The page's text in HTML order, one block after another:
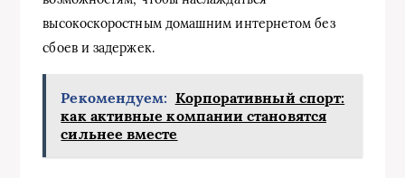
высокоскоростным домашним интернетом без
сбоев и задержек.
Рекомендуем: Корпоративный спорт:
как активные компании становятся
сильнее вместе